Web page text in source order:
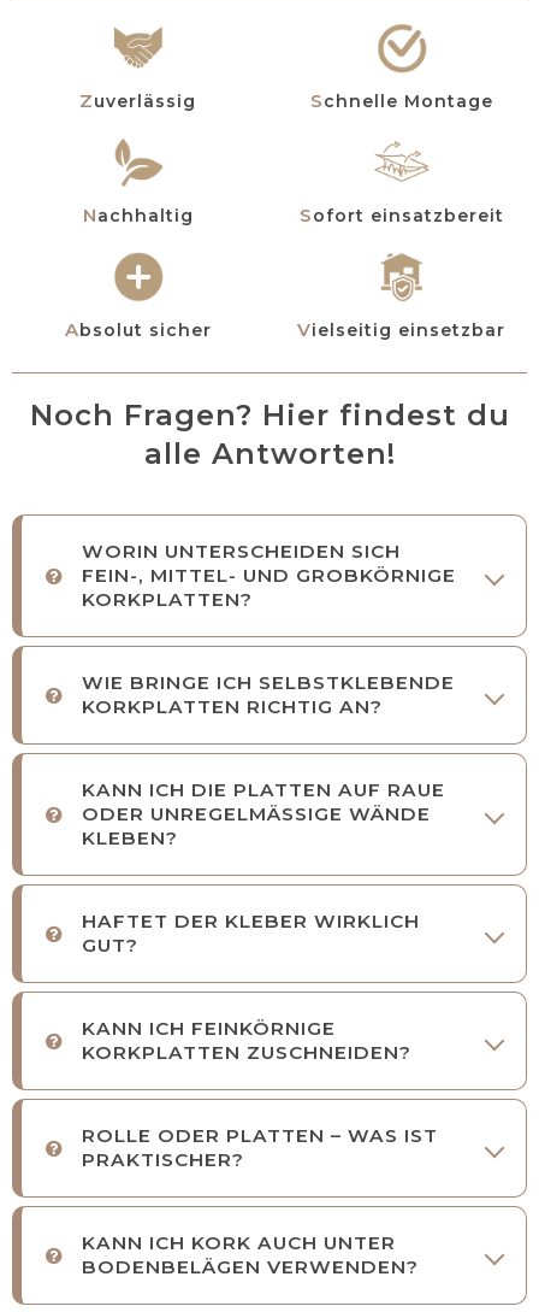
Zuverlässig Schnelle Montage
Nachhaltig Sofort einsatzbereit
Absolut sicher Vielseitig einsetzbar
Noch Fragen? Hier findest du
alle Antworten!
WORIN UNTERSCHEIDEN SICH
FEIN-, MITTEL- UND GROBKÖRNIGE
KORKPLATTEN?
WIE BRINGE ICH SELBSTKLEBENDE
KORKPLATTEN RICHTIG AN?
KANN ICH DIE PLATTEN AUF RAUE
ODER UNREGELMÄSSIGE WÄNDE
KLEBEN?
HAFTET DER KLEBER WIRKLICH
GUT?
KANN ICH FEINKÖRNIGE
KORKPLATTEN ZUSCHNEIDEN?
ROLLE ODER PLATTEN – WAS IST
PRAKTISCHER?
KANN ICH KORK AUCH UNTER
BODENBELÄGEN VERWENDEN?